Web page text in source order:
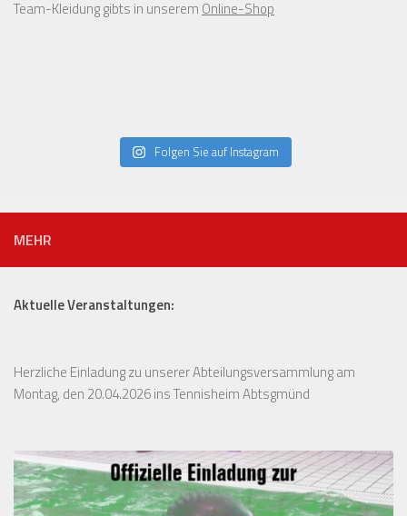
Team-Kleidung gibts in unserem Online-Shop
Folgen Sie auf Instagram
MEHR
Aktuelle Veranstaltungen:
Herzliche Einladung zu unserer Abteilungsversammlung am
Montag, den 20.04.2026 ins Tennisheim Abtsgmünd